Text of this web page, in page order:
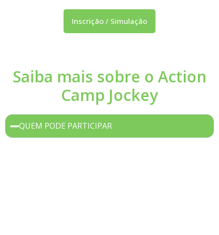
Inscrição / Simulação
Saiba mais sobre o Action
Camp Jockey
QUEM PODE PARTICIPAR